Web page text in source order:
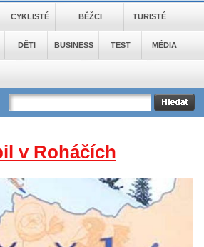
CYKLISTÉ BĚŽCI TURISTÉ
DĚTI BUSINESS TEST MÉDIA
v Roháčích